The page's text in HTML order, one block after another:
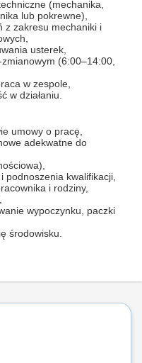
(mechanika,
lub pokrewne),
z zakresu mechaniki i
usterek,
(6:00–14:00,
w zespole,
w działaniu.
umowy o pracę,
adekwatne do
podnoszenia kwalifikacji,
i rodziny,
wypoczynku, paczki
środowisku.